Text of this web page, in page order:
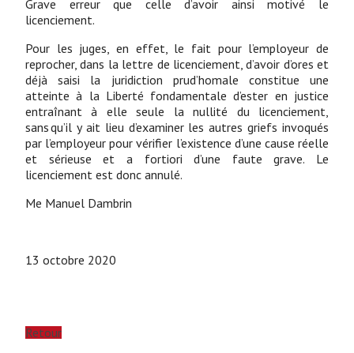
Grave erreur que celle d’avoir ainsi motivé le
licenciement.
Pour les juges, en effet, le fait pour l’employeur de
reprocher, dans la lettre de licenciement, d’avoir d’ores et
déjà saisi la juridiction prud’homale constitue une
atteinte à la Liberté fondamentale d’ester en justice
entraînant à elle seule la nullité du licenciement,
sans qu’il y ait lieu d’examiner les autres griefs invoqués
par l’employeur pour vérifier l’existence d’une cause réelle
et sérieuse et a fortiori d’une faute grave. Le
licenciement est donc annulé.
Me Manuel Dambrin
13 octobre 2020
Retour